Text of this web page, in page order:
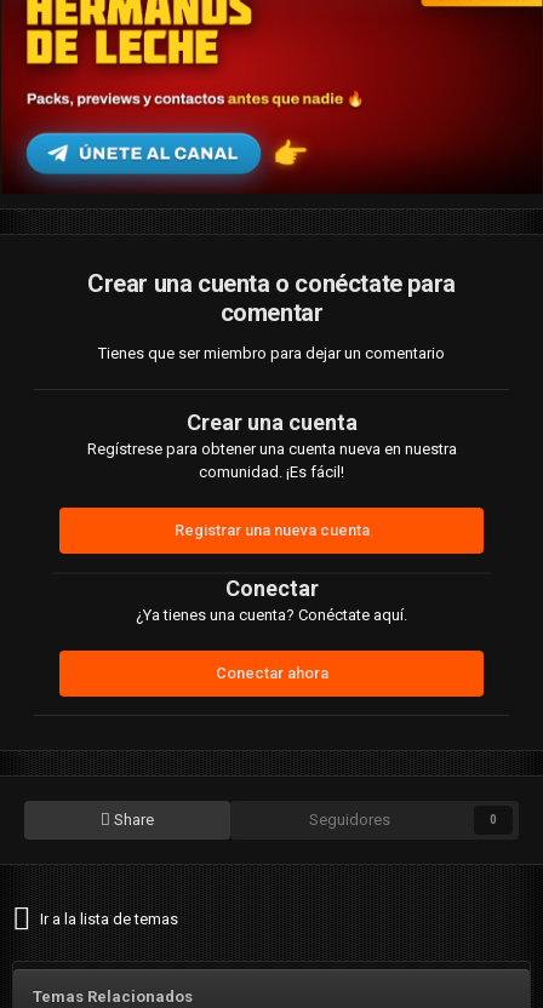
Crear una cuenta o conéctate para
comentar
Tienes que ser miembro para dejar un comentario
Crear una cuenta
Regístrese para obtener una cuenta nueva en nuestra
comunidad. ¡Es fácil!
Registrar una nueva cuenta
Conectar
¿Ya tienes una cuenta? Conéctate aquí.
Conectar ahora
Share Seguidores 0
Ir a la lista de temas
Temas Relacionados